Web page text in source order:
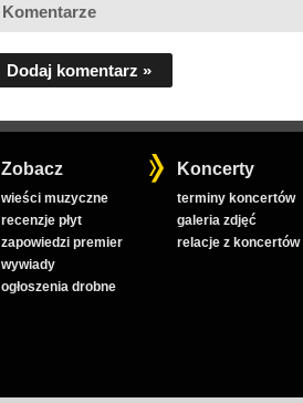
Komentarze
Dodaj komentarz »
Zobacz
wieści muzyczne
recenzje płyt
zapowiedzi premier
wywiady
ogłoszenia drobne
Koncerty
terminy koncertów
galeria zdjęć
relacje z koncertów